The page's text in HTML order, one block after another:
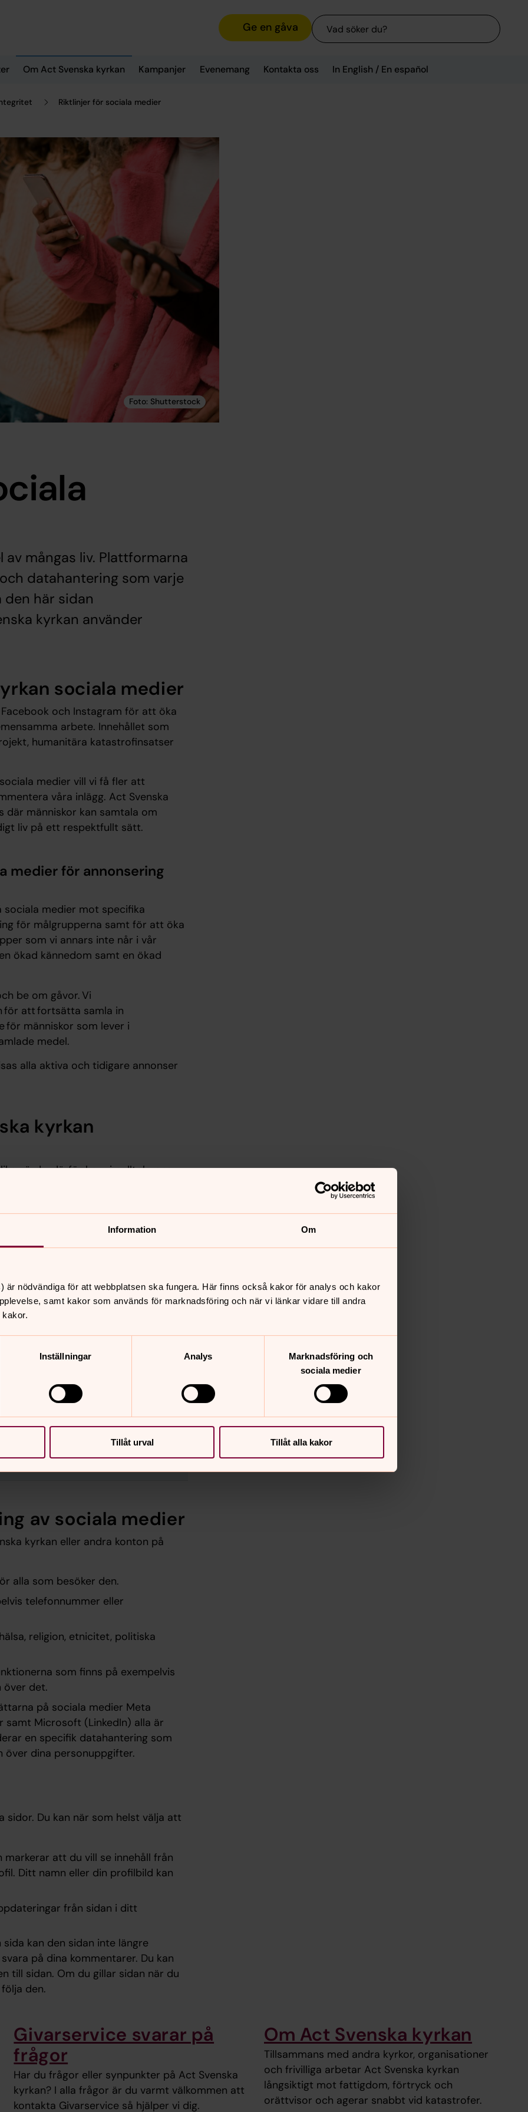
Information Om
är nödvändiga för att webbplatsen ska fungera. Här finns också kakor för analys och kakor
samt kakor som används för marknadsföring och när vi länkar vidare till andra
Inställningar Analys
Marknadsföring och
sociala medier
Tillåt urval Tillåt alla kakor
Ge en gåva
Sök
Om Act Svenska kyrkan Kampanjer Evenemang Kontakta oss In English / En español
Riktlinjer för sociala medier
mångas liv. Plattformarna
datahantering som varje
den här sidan
kyrkan använder
sociala medier
och Instagram för att öka
arbete. Innehållet som
humanitära katastrofinsatser
medier vill vi få fler att
våra inlägg. Act Svenska
människor kan samtala om
liv på ett respektfullt sätt.
medier för annonsering
sociala medier mot specifika
för målgrupperna samt för att öka
som vi annars inte når i vår
ökad kännedom samt en ökad
be om gåvor. Vi
för att fortsätta samla in
för människor som lever i
medel.
alla aktiva och tidigare annonser
kyrkan
värde, därför har vi nolltolerans
eller kommenterar på Act Svenska
Våra konton, sidor
redaktörer besvarar kommentarer
reglerna har brutits.
att spärras/blockeras. Vid
respektive sociala
eller dataskydd?
av sociala medier
kyrkan eller andra konton på
alla som besöker den.
telefonnummer eller
religion, etnicitet, politiska
som finns på exempelvis
över det.
på sociala medier Meta
samt Microsoft (LinkedIn) alla är
en specifik datahantering som
dina personuppgifter.
sidor. Du kan när som helst välja att
att du vill se innehåll från
Ditt namn eller din profilbild kan
från sidan i ditt
kan den sidan inte längre
på dina kommentarer. Du kan
till sidan. Om du gillar sidan när du
den.
Givarservice svarar på
frågor
Har du frågor eller synpunkter på Act Svenska
kyrkan? I alla frågor är du varmt välkommen att
kontakta Givarservice så hjälper vi dig.
Om Act Svenska kyrkan
Tillsammans med andra kyrkor, organisationer
och frivilliga arbetar Act Svenska kyrkan
långsiktigt mot fattigdom, förtryck och
orättvisor och agerar snabbt vid katastrofer.